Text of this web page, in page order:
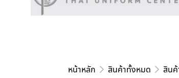
หน้าหลัก สินค้าทั้งหมด สินค้